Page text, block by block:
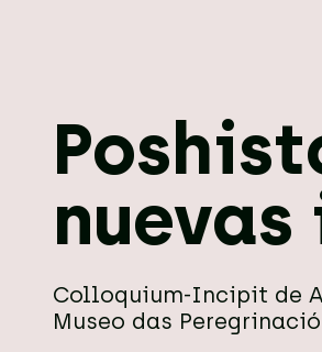
Colloquium-Incipit de
Museo das